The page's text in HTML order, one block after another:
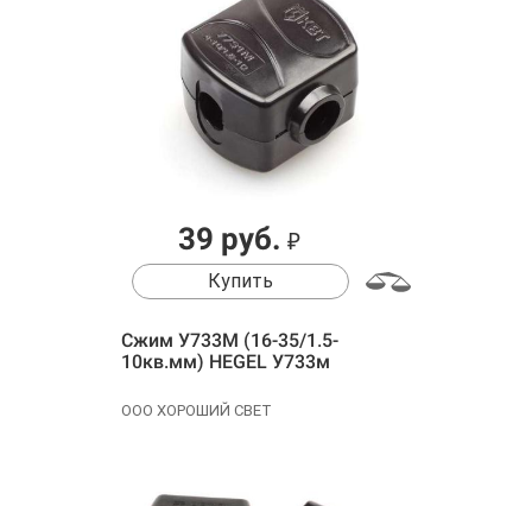
39 руб. ₽
Купить
Сжим У733М (16-35/1.5-
10кв.мм) HEGEL У733м
ООО ХОРОШИЙ СВЕТ